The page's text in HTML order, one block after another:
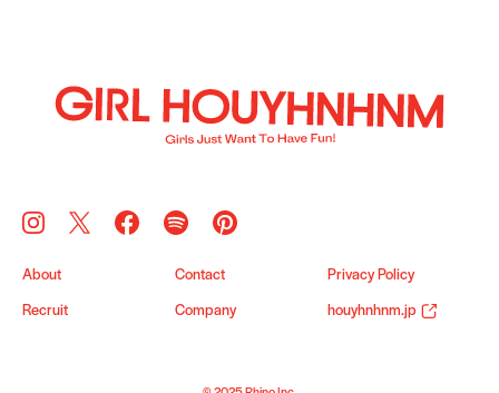
About Contact Privacy Policy
Recruit Company houyhnhnm.jp